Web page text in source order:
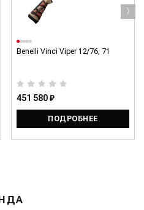
Benelli Vinci Viper 12/76, 71
451 580 ₽
ПОДРОБНЕЕ
›